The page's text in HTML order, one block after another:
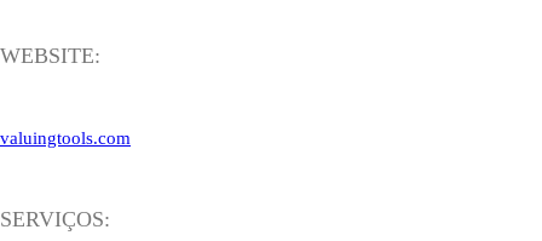
WEBSITE:
valuingtools.com
SERVIÇOS: